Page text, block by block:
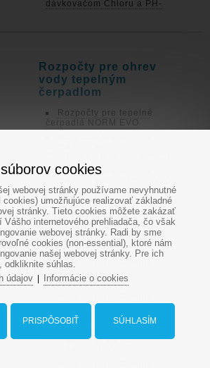
dávkovačom Chloru a PH-
Rozpočty pre ohrev
vody tepelným
čerpadlom
Rozpočty pre tepelné
čerpadlá NORM EVO
Rozpočty pre tepelné
Rozpočty pre tepelné
čerpadlá Fairland Rapid
Inver-X
Rozpočty pre tepelné
čerpadlá Fairland Rapid
Inverter RIC
Rozpočty pre tepelné
čerpadlá Aquark iGarden
Mr.Silence
čerpadlá Aquark iGarden
Mr.Silence 30
čerpadlá Aquark iGarden
cookies
webovej stránky používame nevyhnutné
umožňujúce realizovať základné
stránky. Tieto cookies môžete zakázať
Vášho internetového prehliadača, čo však
webovej stránky. Radi by sme
cookies (non-essential), ktoré nám
našej webovej stránky. Pre ich
odkliknite súhlas.
údajov| Informácie o cookies
SÚHLASÍM
PRISPÔSOBIŤ